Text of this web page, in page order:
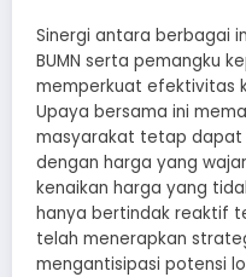
Sinergi antara berbagai
BUMN serta pemangku
memperkuat efektivitas
Upaya bersama ini
masyarakat tetap dapat
dengan harga yang
kenaikan harga yang
hanya bertindak reaktif
telah menerapkan
mengantisipasi potensi